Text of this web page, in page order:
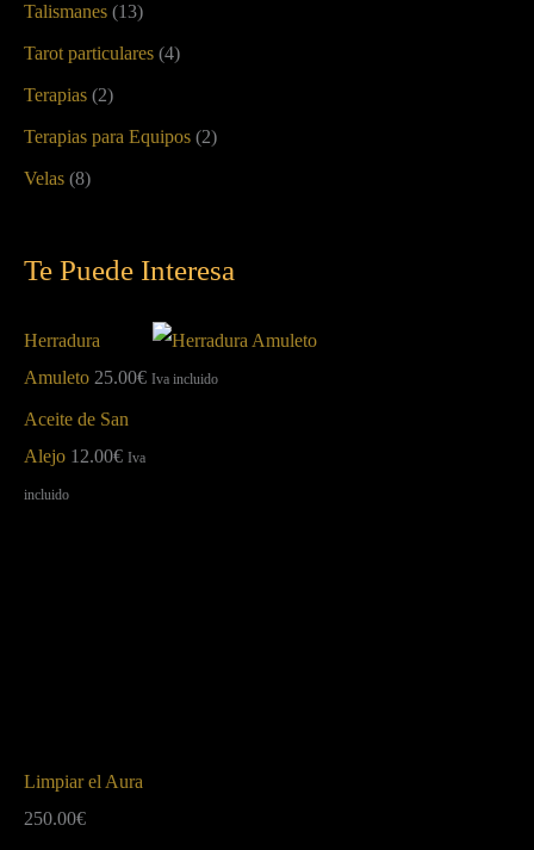
Talismanes (13)
Tarot particulares (4)
Terapias (2)
Terapias para Equipos (2)
Velas (8)
Te Puede Interesa
Herradura
Amuleto 25.00€ Iva incluido
Aceite de San
Alejo 12.00€ Iva
incluido
Limpiar el Aura
250.00€